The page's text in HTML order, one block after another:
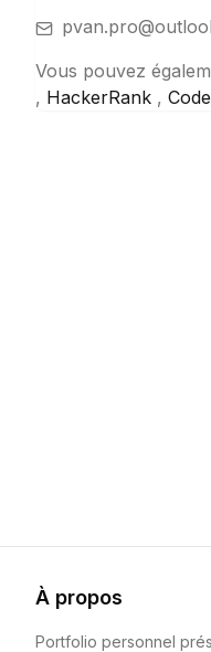
Vous pouvez
, HackerRank ,
À propos
Portfolio personnel